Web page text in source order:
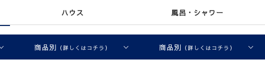
ハウス 風呂・シャワー
商品別 （詳しくはコチラ） 商品別 （詳しくはコチラ）